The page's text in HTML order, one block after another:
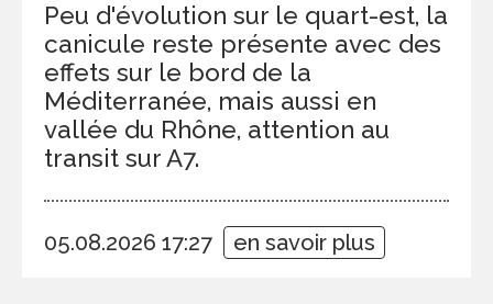
Peu d'évolution sur le quart-est, la
canicule reste présente avec des
effets sur le bord de la
Méditerranée, mais aussi en
vallée du Rhône, attention au
transit sur A7.
05.08.2026 17:27 en savoir plus